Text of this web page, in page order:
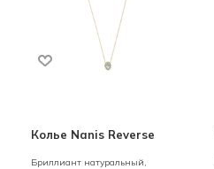
Колье Nanis Reverse
Бриллиант натуральный,